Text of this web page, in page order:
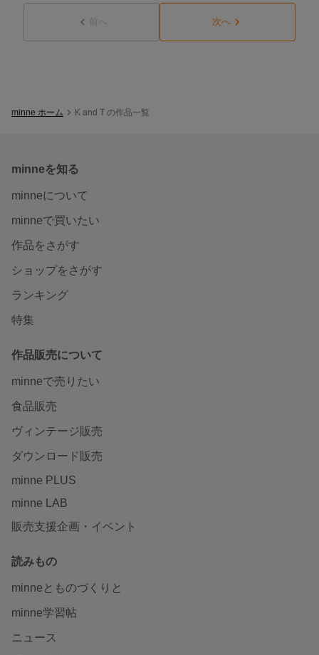
前へ 次へ
minne ホーム K and T の作品一覧
minneを知る
minneについて
minneで買いたい
作品をさがす
ショップをさがす
ランキング
特集
作品販売について
minneで売りたい
食品販売
ヴィンテージ販売
ダウンロード販売
minne PLUS
minne LAB
販売支援企画・イベント
読みもの
minneとものづくりと
minne学習帖
ニュース